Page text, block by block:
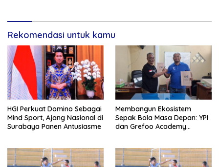
Rekomendasi untuk kamu
HGI Perkuat Domino Sebagai
Mind Sport, Ajang Nasional di
Surabaya Panen Antusiasme
Membangun Ekosistem
Sepak Bola Masa Depan: YPI
dan Grefoo Academy